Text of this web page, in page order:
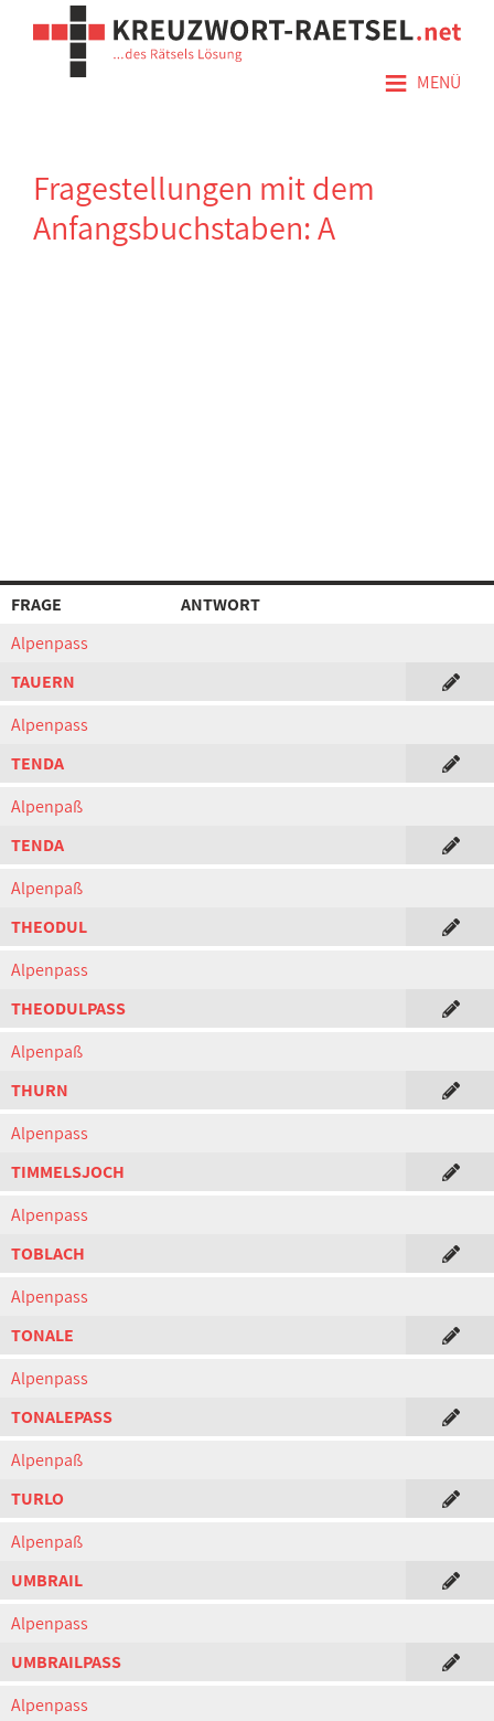
≡ MENÜ
Fragestellungen mit dem
Anfangsbuchstaben: A
FRAGE
ANTWORT
Alpenpass
TAUERN
Alpenpass
TENDA
Alpenpaß
TENDA
Alpenpaß
THEODUL
Alpenpass
THEODULPASS
Alpenpaß
THURN
Alpenpass
TIMMELSJOCH
Alpenpass
TOBLACH
Alpenpass
TONALE
Alpenpass
TONALEPASS
Alpenpaß
TURLO
Alpenpaß
UMBRAIL
Alpenpass
UMBRAILPASS
Alpenpass